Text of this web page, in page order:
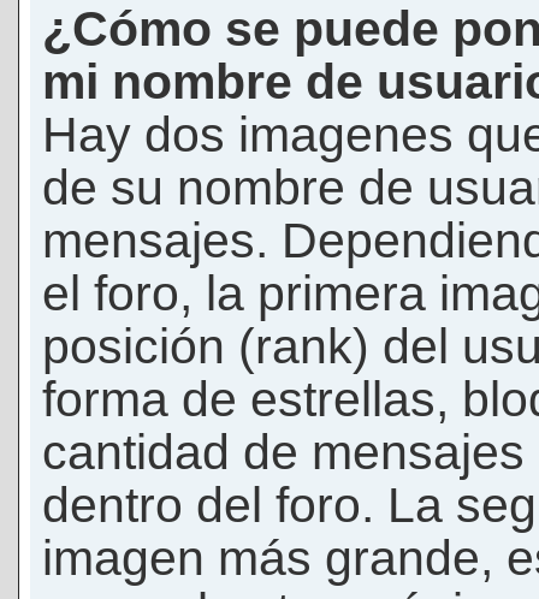
¿Cómo se puede
mi nombre de
Hay dos imagenes
de su nombre de
mensajes.
el foro, la primera
posición (rank) del
forma de estrellas,
cantidad de
dentro del foro. La
imagen más grande,